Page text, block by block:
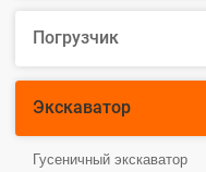
Погрузчик
Экскаватор
Гусеничный экскаватор